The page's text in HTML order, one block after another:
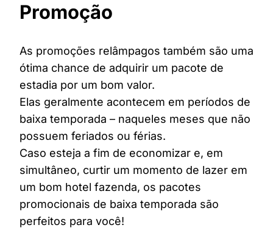
Promoção
As promoções relâmpagos também são uma
ótima chance de adquirir um pacote de
estadia por um bom valor.
Elas geralmente acontecem em períodos de
baixa temporada – naqueles meses que não
possuem feriados ou férias.
Caso esteja a fim de economizar e, em
simultâneo, curtir um momento de lazer em
um bom hotel fazenda, os pacotes
promocionais de baixa temporada são
perfeitos para você!